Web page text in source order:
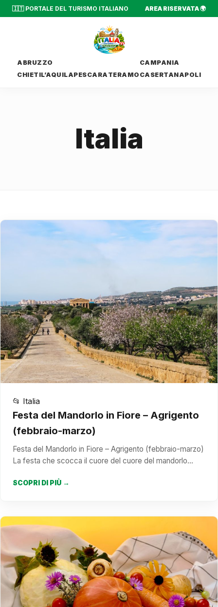
🇮🇹 PORTALE DEL TURISMO ITALIANO AREA RISERVATA 🌍
ABRUZZO
CHIETIL’AQUILAPESCARA TERAMO
CAMPANIA
CASERTANAPOLI
Italia
📂 Italia
Festa del Mandorlo in Fiore – Agrigento
(febbraio-marzo)
Festa del Mandorlo in Fiore – Agrigento (febbraio-marzo)
La festa che scocca il cuore del cuore del mandorlo…
SCOPRI DI PIÙ →